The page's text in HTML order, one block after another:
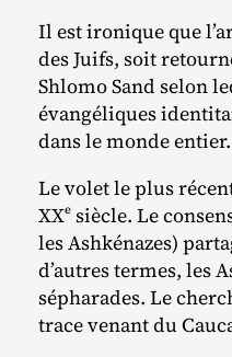
Il est ironique que
des Juifs, soit
Shlomo Sand selon
évangéliques
dans le monde entier.
Le volet le plus
XXe siècle. Le
les Ashkénazes)
d’autres termes, les
sépharades. Le
trace venant du